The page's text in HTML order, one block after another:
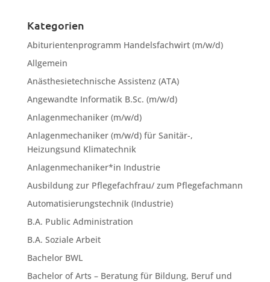
Kategorien
Abiturientenprogramm Handelsfachwirt (m/w/d)
Allgemein
Anästhesietechnische Assistenz (ATA)
Angewandte Informatik B.Sc. (m/w/d)
Anlagenmechaniker (m/w/d)
Anlagenmechaniker (m/w/d) für Sanitär-,
Heizungsund Klimatechnik
Anlagenmechaniker*in Industrie
Ausbildung zur Pflegefachfrau/ zum Pflegefachmann
Automatisierungstechnik (Industrie)
B.A. Public Administration
B.A. Soziale Arbeit
Bachelor BWL
Bachelor of Arts – Beratung für Bildung, Beruf und